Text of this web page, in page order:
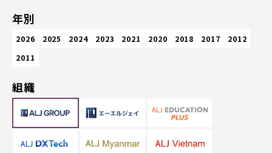
年別
2026 2025 2024 2023 2021 2020 2018 2017
2012
2011
組織